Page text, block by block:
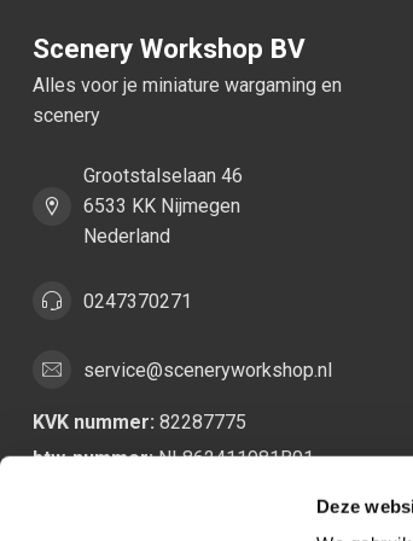
Deze
Scenery Workshop BV
Alles voor je miniature wargaming en
scenery
Grootstalselaan 46
6533 KK Nijmegen
Nederland
0247370271
service@sceneryworkshop.nl
KVK nummer: 82287775
btw-nummer:NL862411981B01